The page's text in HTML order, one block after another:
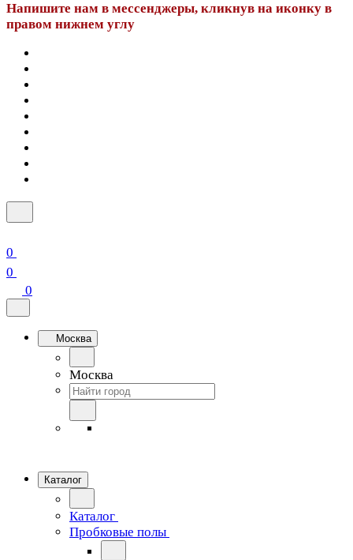
Напишите нам в мессенджеры, кликнув на иконку в
правом нижнем углу
0
0
0
Москва
Москва
Каталог
Каталог
Пробковые полы